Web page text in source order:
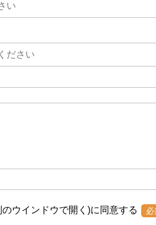
のウインドウで開く)に同意する